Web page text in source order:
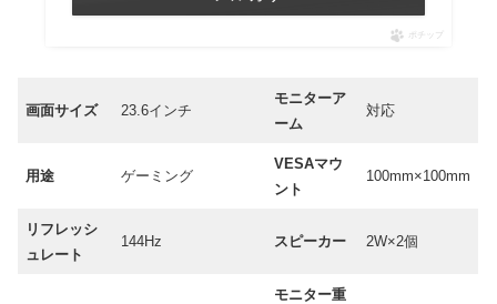
ポチップ
画面サイズ 23.6インチ
モニターア
ーム
対応
用途 ゲーミング
VESAマウ
ント
100mm×100mm
リフレッシ
ュレート
144Hz スピーカー 2W×2個
モニター重